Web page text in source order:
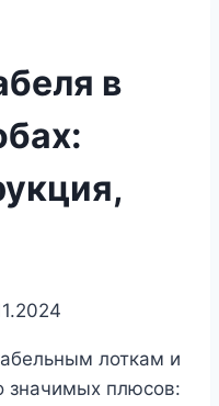
в
лоткам и
значимых плюсов: